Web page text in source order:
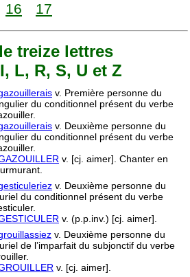
16 17
treize lettres
L, R, S, U et Z
v. Première personne du
du conditionnel présent du verbe
v. Deuxième personne du
du conditionnel présent du verbe
v. [cj. aimer]. Chanter en
v. Deuxième personne du
du conditionnel présent du verbe
v. (p.p.inv.) [cj. aimer].
v. Deuxième personne du
de l’imparfait du subjonctif du verbe
v. [cj. aimer].